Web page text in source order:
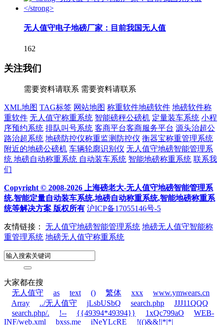
无人值守电子地磅厂家：目前我国无人值
162
关注我们
需要资料请联系 需要资料请联系
XML地图 TAG标签 网站地图 称重软件地磅软件 地磅软件称
重软件 无人值守称重系统 智能磅秤公磅机 定量装车系统 小程
序预约系统 排队叫号系统 客商平台客商服务平台 源头治超公
路治超系统 地磅防控仪称重监测防控仪 衡器宝称重管理系统
附近的地磅公磅机 车辆轮廓识别仪 无人值守地磅智能管理系
统 地磅自动称重系统 自动装车系统 智能地磅称重系统 联系我
们
Copyright © 2008-2026 上海磅老大-无人值守地磅智能管理系
统,智能定量自动装车系统,地磅自动称重系统,智能地磅称重系
统等解决方案 版权所有 沪ICP备17055146号-5
友情链接： 无人值守地磅智能管理系统 地磅无人值守智能称
重管理系统 地磅无人值守称重系统
大家都在搜
无人值守
as text () 繁体 xxx
www.ymwears.cn
Array
../无人值守 jLsbUSbQ search.php
JJJ11QQQ
search.php/.
!-- {{49394*49394}} 1xQc799aO
WEB-
INF/web.xml
bxss.me iNeYLcRE !(()&&!|*|*|